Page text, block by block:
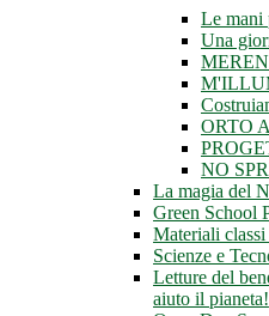
Le mani
Una
ORTO
NO
La magia del
Green School
Materiali
Scienze e
Letture del
aiuto il pianeta!